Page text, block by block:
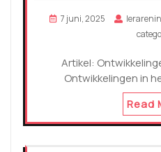
7 juni, 2025
Artikel:
Ontwikkelingen in
Read